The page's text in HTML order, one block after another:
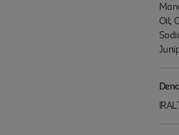
Oil;